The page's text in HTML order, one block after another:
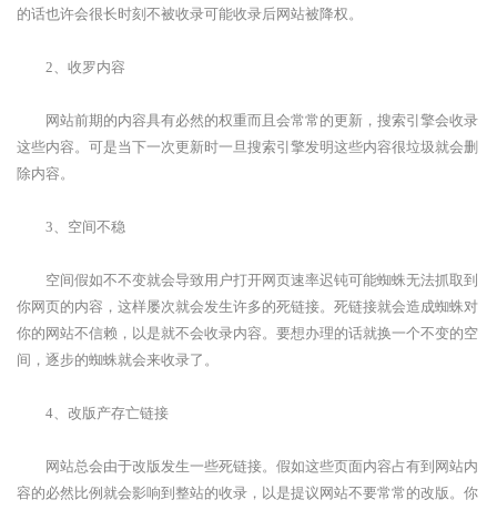
的话也许会很长时刻不被收录可能收录后网站被降权。
2、收罗内容
网站前期的内容具有必然的权重而且会常常的更新，搜索引擎会收录
这些内容。可是当下一次更新时一旦搜索引擎发明这些内容很垃圾就会删
除内容。
3、空间不稳
空间假如不不变就会导致用户打开网页速率迟钝可能蜘蛛无法抓取到
你网页的内容，这样屡次就会发生许多的死链接。死链接就会造成蜘蛛对
你的网站不信赖，以是就不会收录内容。要想办理的话就换一个不变的空
间，逐步的蜘蛛就会来收录了。
4、改版产存亡链接
网站总会由于改版发生一些死链接。假如这些页面内容占有到网站内
容的必然比例就会影响到整站的收录，以是提议网站不要常常的改版。你